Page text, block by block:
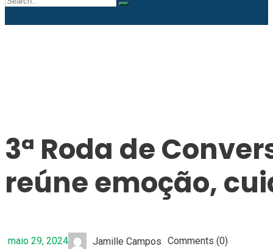
3ª Roda de
reúne emoção,
maio 29, 2024 Jamille Campos Comments (0)